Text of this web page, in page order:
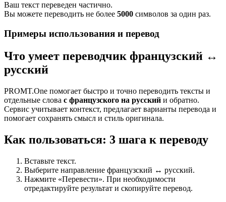
Ваш текст переведен частично.
Вы можете переводить не более 5000 символов за один раз.
Примеры использования и перевод
Что умеет переводчик французский ↔
русский
PROMT.One помогает быстро и точно переводить тексты и
отдельные слова с французского на русский и обратно.
Сервис учитывает контекст, предлагает варианты перевода и
помогает сохранять смысл и стиль оригинала.
Как пользоваться: 3 шага к переводу
Вставьте текст.
Выберите направление французский ↔ русский.
Нажмите «Перевести». При необходимости
отредактируйте результат и скопируйте перевод.